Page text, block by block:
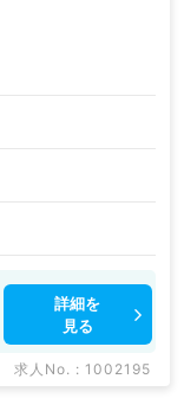
詳細を
見る
求人No. : 1002195